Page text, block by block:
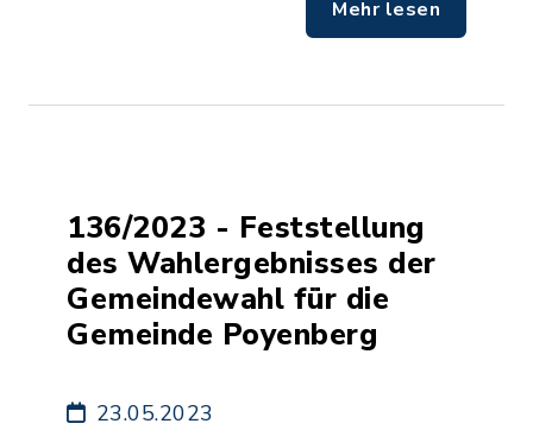
Mehr lesen
136/2023 - Feststellung
des Wahlergebnisses der
Gemeindewahl für die
Gemeinde Poyenberg
23.05.2023